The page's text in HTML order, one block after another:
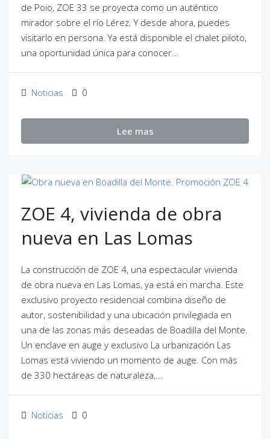
de Poio, ZOE 33 se proyecta como un auténtico
mirador sobre el río Lérez. Y desde ahora, puedes
visitarlo en persona. Ya está disponible el chalet piloto,
una oportunidad única para conocer...
Noticias 0
Lee mas
ZOE 4, vivienda de obra
nueva en Las Lomas
La construcción de ZOE 4, una espectacular vivienda
de obra nueva en Las Lomas, ya está en marcha. Este
exclusivo proyecto residencial combina diseño de
autor, sostenibilidad y una ubicación privilegiada en
una de las zonas más deseadas de Boadilla del Monte.
Un enclave en auge y exclusivo La urbanización Las
Lomas está viviendo un momento de auge. Con más
de 330 hectáreas de naturaleza,...
Noticias 0